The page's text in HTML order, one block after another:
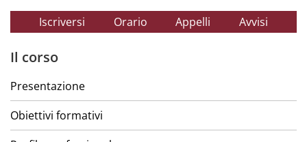
Iscriversi Orario Appelli Avvisi
Il corso
Presentazione
Obiettivi formativi